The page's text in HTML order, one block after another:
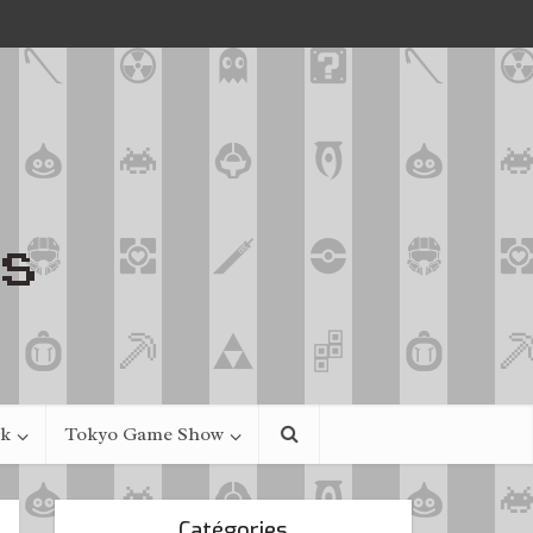
Tokyo Game Show